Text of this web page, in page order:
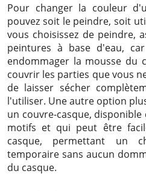
Pour changer la couleur
pouvez soit le peindre, soit
vous choisissez de peindre,
peintures à base d'eau,
endommager la mousse du
couvrir les parties que vous
de laisser sécher
l'utiliser. Une autre option
un couvre-casque,
motifs et qui peut être
casque, permettant un
temporaire sans aucun
du casque.